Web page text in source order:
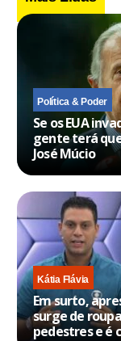
Política & Poder
Se os EUA
gente terá
José Múcio
Kátia Flávia
Em surto,
surge de
pedestres e é